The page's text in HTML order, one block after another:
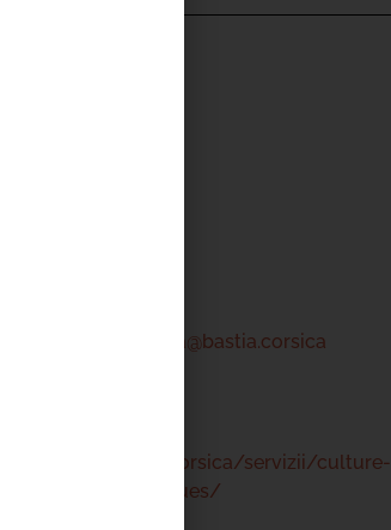
mediateca-centrucita@bastia.corsica
https://www.bastia.corsica/servizii/culture-
sciences/mediatheques/